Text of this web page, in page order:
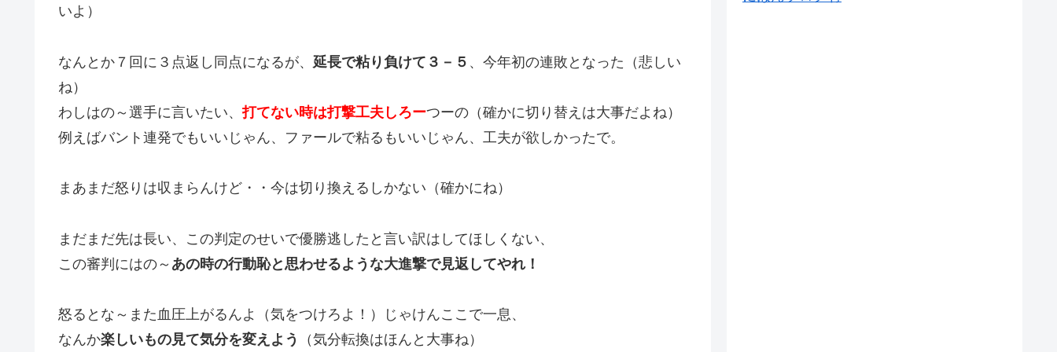
いよ）
なんとか７回に３点返し同点になるが、 延長で粘り負けて３－５ 、今年初の連敗となった（悲しい
ね）
わしはの～選手に言いたい、打てない時は打撃工夫しろーつーの（確かに切り替えは大事だよね）
例えばバント連発でもいいじゃん、ファールで粘るもいいじゃん、工夫が欲しかったで。
まあまだ怒りは収まらんけど・・今は切り換えるしかない（確かにね）
まだまだ先は長い、この判定のせいで優勝逃したと言い訳はしてほしくない、
この審判にはの～ あの時の行動恥と思わせるような大進撃で見返してやれ！
怒るとな～また血圧上がるんよ（気をつけろよ！）じゃけんここで一息、
なんか楽しいもの見て気分を変えよう （気分転換はほんと大事ね）